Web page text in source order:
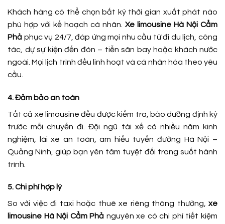
Khách hàng có thể chọn bất kỳ thời gian xuất phát nào
phù hợp với kế hoạch cá nhân. Xe limousine Hà Nội Cẩm
Phả phục vụ 24/7, đáp ứng mọi nhu cầu từ đi du lịch, công
tác, dự sự kiện đến đón – tiễn sân bay hoặc khách nước
ngoài. Mọi lịch trình đều linh hoạt và cá nhân hóa theo yêu
cầu.
4. Đảm bảo an toàn
Tất cả xe limousine đều được kiểm tra, bảo dưỡng định kỳ
trước mỗi chuyến đi. Đội ngũ tài xế có nhiều năm kinh
nghiệm, lái xe an toàn, am hiểu tuyến đường Hà Nội –
Quảng Ninh, giúp bạn yên tâm tuyệt đối trong suốt hành
trình.
5. Chi phí hợp lý
So với việc đi taxi hoặc thuê xe riêng thông thường, xe
limousine Hà Nội Cẩm Phả nguyên xe có chi phí tiết kiệm